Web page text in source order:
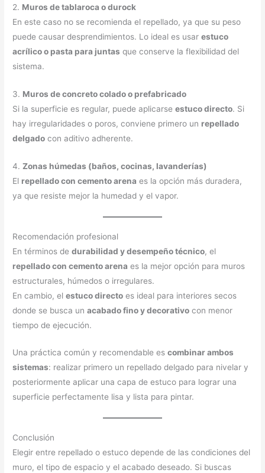
2. Muros de tablaroca o durock
En este caso no se recomienda el repellado, ya que su peso
puede causar desprendimientos. Lo ideal es usarestuco
acrílico o pasta para juntas que conserve la flexibilidad del
sistema.
3. Muros de concreto colado o prefabricado
Si la superficie es regular, puede aplicarseestuco directo. Si
hay irregularidades o poros, conviene primero un repellado
delgado con aditivo adherente.
4.Zonas húmedas (baños, cocinas, lavanderías)
El repellado con cemento arena es la opción más duradera,
ya que resiste mejor la humedad y el vapor.
Recomendación profesional
En términos dedurabilidad y desempeño técnico, el
repellado con cemento arena es la mejor opción para muros
estructurales, húmedos o irregulares.
En cambio, elestuco directo es ideal para interiores secos
donde se busca unacabado fino y decorativo con menor
tiempo de ejecución.
Una práctica común y recomendable escombinar ambos
sistemas: realizar primero un repellado delgado para nivelar y
posteriormente aplicar una capa de estuco para lograr una
superficie perfectamente lisa y lista para pintar.
Conclusión
Elegir entre repellado o estuco depende de las condiciones del
muro, el tipo de espacio y el acabado deseado. Si buscas